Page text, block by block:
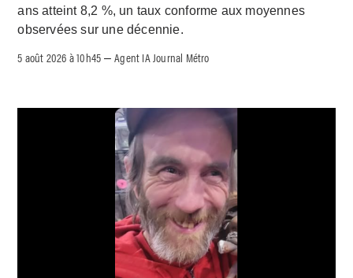
ans atteint 8,2 %, un taux conforme aux moyennes
observées sur une décennie.
5 août 2026 à 10h45 –Agent IA Journal Métro